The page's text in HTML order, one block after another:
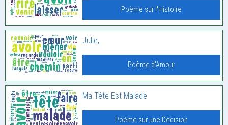
Poème sur l'Histoire
Julie,
Poème d'Amour
Ma Tête Est Malade
Poème sur une Décision